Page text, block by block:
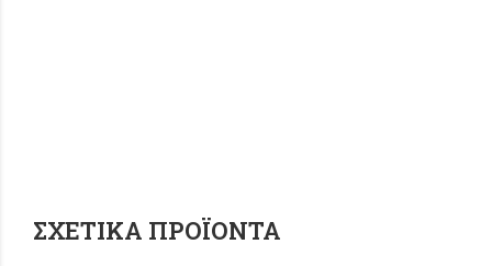
ΣΧΕΤΙΚΆ ΠΡΟΪΌΝΤΑ